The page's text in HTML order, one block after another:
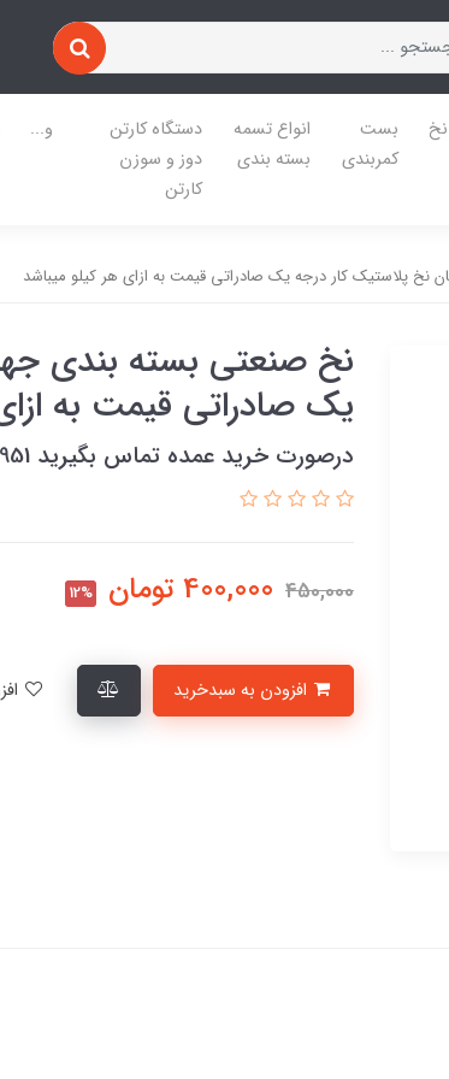
نخ
بست
کمربندی
انواع تسمه
بسته بندی
دستگاه کارتن
دوز و سوزن
کارتن
و...
نخ پلاستیک کار درجه یک صادراتی قیمت به ازای هر کیلو میباشد
نخ صنعتی بسته بندی
یک صادراتی قیمت به
درصورت خرید عمده تماس بگیرید 09122486951
450,000
400,000 تومان 12%